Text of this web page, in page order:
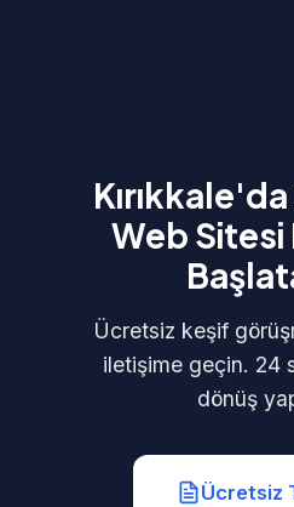
Web Sitesi
Ücretsiz keşif
iletişime geçin. 24
dönüş
Ücretsiz